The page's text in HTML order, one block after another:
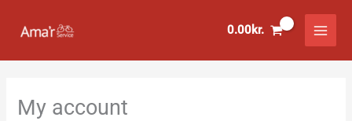
0.00kr.
My account